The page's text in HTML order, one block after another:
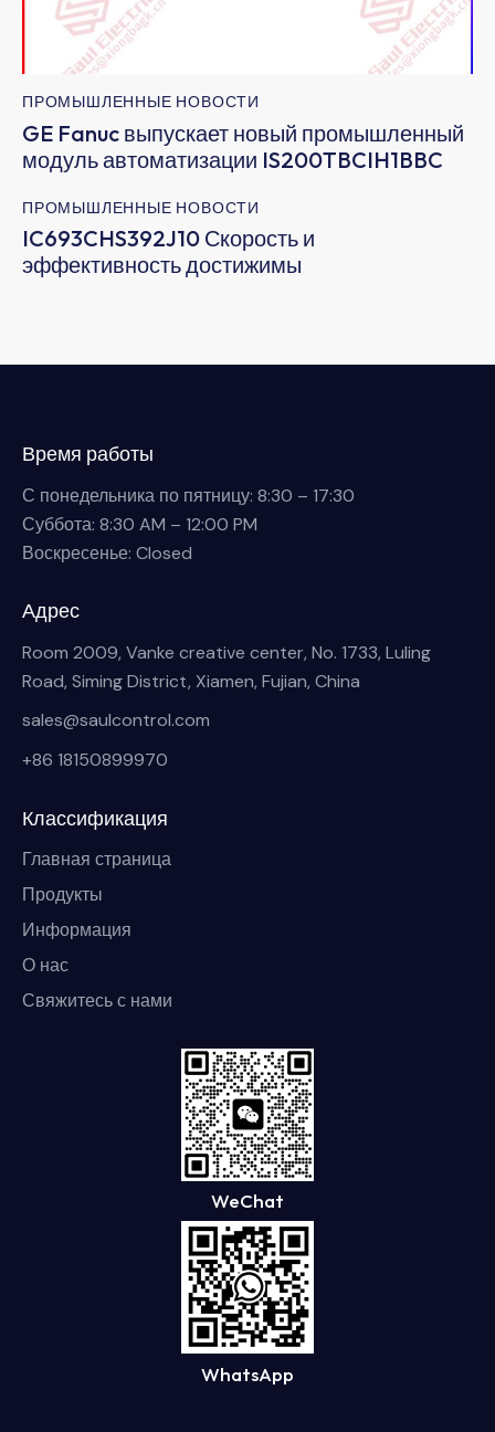
ПРОМЫШЛЕННЫЕ НОВОСТИ
GE Fanuc выпускает новый промышленный
модуль автоматизации IS200TBCIH1BBC
ПРОМЫШЛЕННЫЕ НОВОСТИ
IC693CHS392J10 Скорость и
эффективность достижимы
Время работы
С понедельника по пятницу: 8:30 – 17:30
Суббота: 8:30 AM – 12:00 PM
Воскресенье: Closed
Адрес
Room 2009, Vanke creative center, No. 1733, Luling
Road, Siming District, Xiamen, Fujian, China
sales@saulcontrol.com
+86 18150899970
Классификация
Главная страница
Продукты
Информация
О нас
Свяжитесь с нами
WeChat
WhatsApp